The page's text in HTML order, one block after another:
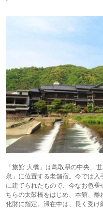
「旅館 大橋」は鳥取県の中央、
泉」に位置する老舗宿。今では
に建てられたもので、今なお色
ちらの太鼓橋をはじめ、本館、
化財に指定。滞在中は、長く受